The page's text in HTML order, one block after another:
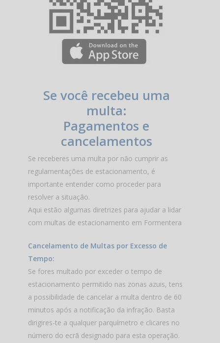
Se você recebeu uma
multa:
Pagamentos e
cancelamentos
Se receberes uma multa por não cumprir as
regulamentações de estacionamento, é
importante entender como proceder para
resolver a situação.
Aqui estão algumas diretrizes para ajudar a lidar
com multas de estacionamento em Formentera
Cancelamento de Multas por Excesso de
Tempo:
Se fores multado por exceder o tempo de
estacionamento permitido nas zonas azuis, tens
a possibilidade de cancelar a multa dentro de 60
minutos após a notificação da infração. Basta
dirigires-te a qualquer parquímetro e clicares no
número do ecrã designado para esta operação.